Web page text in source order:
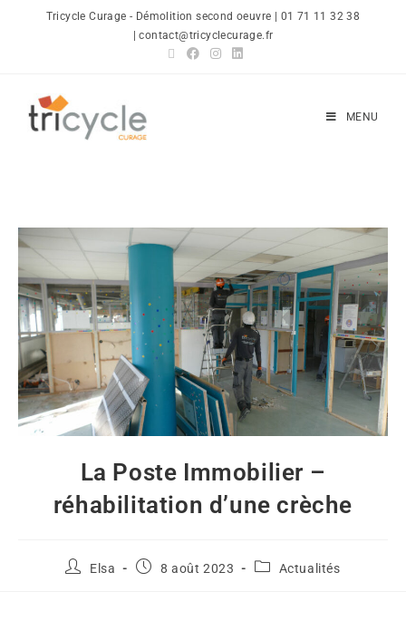
Tricycle Curage - Démolition second oeuvre | 01 71 11 32 38
| contact@tricyclecurage.fr
MENU
La Poste Immobilier –
réhabilitation d’une crèche
Elsa 8 août 2023 Actualités